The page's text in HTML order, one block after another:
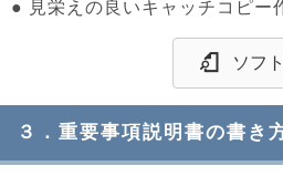
● 見栄えの良いキャッチコピー
ソフ
３．重要事項説明書の書き